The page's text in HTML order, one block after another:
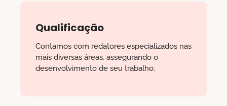
Qualificação
Contamos com redatores especializados nas
mais diversas áreas, assegurando o
desenvolvimento de seu trabalho.